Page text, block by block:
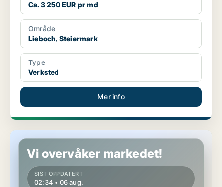
Ca. 3 250 EUR pr md
Område
Lieboch, Steiermark
Type
Verksted
Mer info
Verksted i Lieboch, Steiermark
Vi overvåker markedet!
SIST OPPDATERT
02:34 • 06 aug.